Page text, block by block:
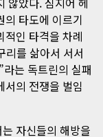
타도에 이르기
적인 타격을 차례
리를 삶아서 서서
는 독트린의 실패
의 전쟁을 벌임
자신들의 해방을